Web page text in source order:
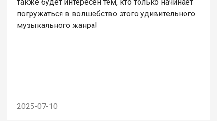
также будет интересен тем, кто только начинает
погружаться в волшебство этого удивительного
музыкального жанра!
2025-07-10